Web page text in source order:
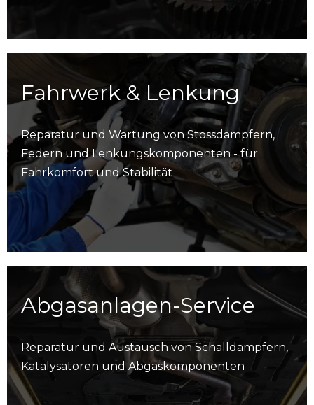
Fahrwerk & Lenkung
Reparatur und Wartung von Stossdämpfern,
Federn und Lenkungskomponenten - für
Fahrkomfort und Stabilität
Abgasanlagen-Service
Reparatur und Austausch von Schalldämpfern,
Katalysatoren und Abgaskomponenten